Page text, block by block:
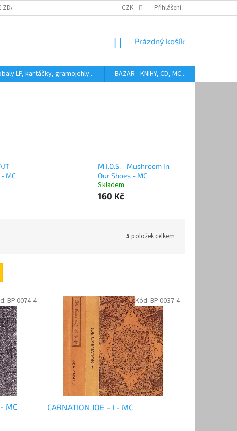
HODNOCENÍ STAVU BAZAROVÝCH LP AUDIOKAZETY ANEB
CZK Přihlášení
NÁKUPNÍ
Prázdný košík
LP, kartáčky, gramojehly... BAZAR - KNIHY, CD, MC...
-
MC
M.I.O.S. - Mushroom In
Our Shoes - MC
Skladem
160 Kč
5 položek celkem
MC
BP 0074-4
CARNATION JOE - I - MC
Kód: BP 0037-4